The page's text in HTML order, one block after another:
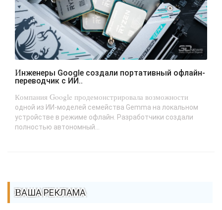
Инженеры Google создали портативный офлайн-
переводчик с ИИ..
Компания Google продемонстрировала возможности
одной из ИИ-моделей семейства Gemma на локальном
устройстве в режиме офлайн. Разработчики создали
полностью автономный...
ВАША РЕКЛАМА